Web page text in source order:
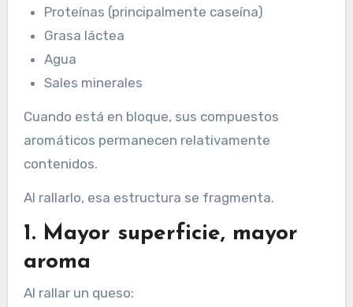
Proteínas (principalmente caseína)
Grasa láctea
Agua
Sales minerales
Cuando está en bloque, sus compuestos
aromáticos permanecen relativamente
contenidos.
Al rallarlo, esa estructura se fragmenta.
1. Mayor superficie, mayor
aroma
Al rallar un queso: